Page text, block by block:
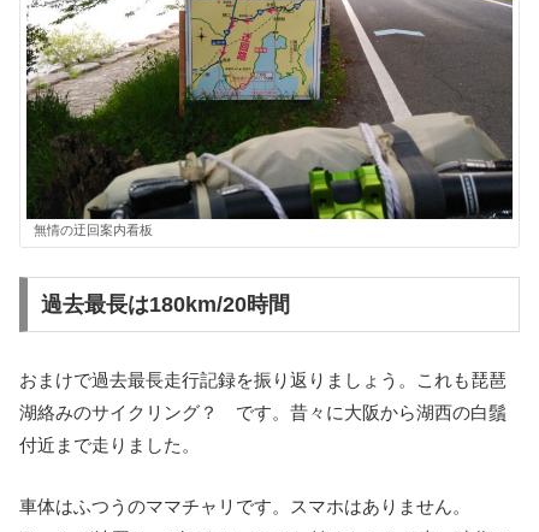
無情の迂回案内看板
過去最長は180km/20時間
おまけで過去最長走行記録を振り返りましょう。これも琵琶
湖絡みのサイクリング？ です。昔々に大阪から湖西の白鬚
付近まで走りました。
車体はふつうのママチャリです。スマホはありません。